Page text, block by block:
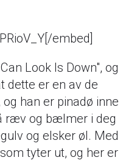
embed]
Look Is Down", og
dette er en av de
han er pinadø inne
ræv og bælmer i deg
og elsker øl. Med
tyter ut, og her er